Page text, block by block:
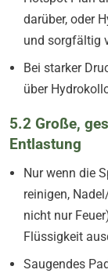
darüber, oder
und sorgfältig
Bei starker
über
5.2 Große,
Entlastung
Nur wenn die
reinigen,
nicht nur
Flüssigkeit
Saugendes